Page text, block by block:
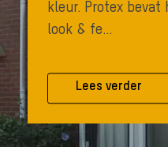
kleur. Protex bevat
look & fe...
Lees verder